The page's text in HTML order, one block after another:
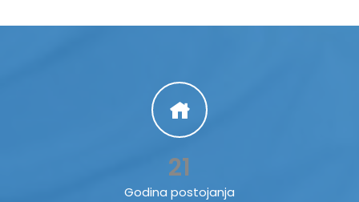
21
Godina postojanja